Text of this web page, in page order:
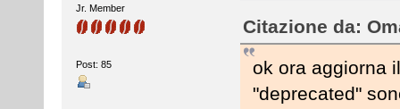
Jr. Member
Post: 85
Citazione da:
ok ora aggiorna
"deprecated"